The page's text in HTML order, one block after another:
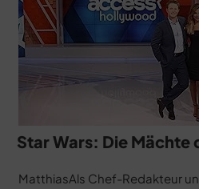
R2-
D2
und
3PO“
Star Wars: Die Mächte
MatthiasAls Chef-Redakteur